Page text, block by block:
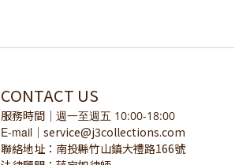
CONTACT US
服務時間 ｜ 週一至週五 10:00-18:00
E-mail ｜ service@j3collections.com
聯絡地址：南投縣竹山鎮大禮路166號